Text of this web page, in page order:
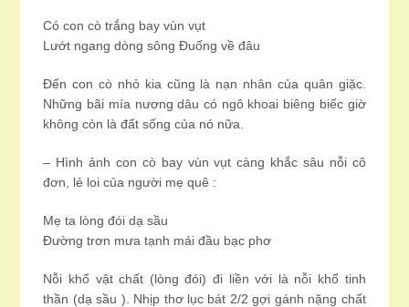
Có con cò trắng bay vùn vụt
Lướt ngang dòng sông Đuống về đâu
Đến con cò nhỏ kia cũng là nạn nhân của quân giặc.
Những bãi mía nương dâu có ngô khoai biêng biếc giờ
không còn là đất sống của nó nữa.
– Hình ảnh con cò bay vùn vụt càng khắc sâu nỗi cô
đơn, lẻ loi của người mẹ quê :
Mẹ ta lòng đói dạ sầu
Đường trơn mưa tạnh mái đầu bạc phơ
Nỗi khổ vật chất (lòng đói) đi liền với là nỗi khổ tinh
thần (dạ sầu ). Nhịp thơ lục bát 2/2 gợi gánh nặng chất